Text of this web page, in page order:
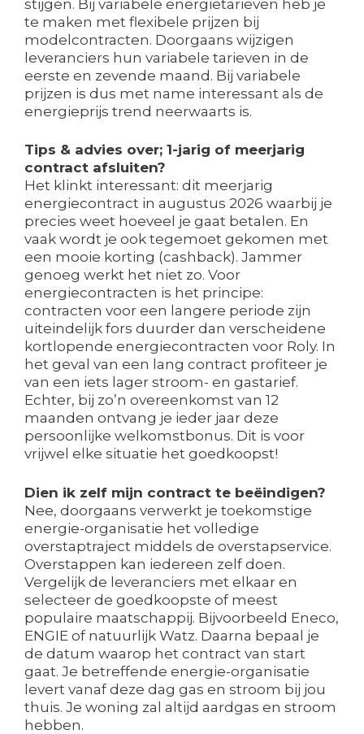
stijgen. Bij variabele energietarieven heb je
te maken met flexibele prijzen bij
modelcontracten. Doorgaans wijzigen
leveranciers hun variabele tarieven in de
eerste en zevende maand. Bij variabele
prijzen is dus met name interessant als de
energieprijs trend neerwaarts is.
Tips & advies over; 1-jarig of meerjarig
contract afsluiten?
Het klinkt interessant: dit meerjarig
energiecontract in augustus 2026 waarbij je
precies weet hoeveel je gaat betalen. En
vaak wordt je ook tegemoet gekomen met
een mooie korting (cashback). Jammer
genoeg werkt het niet zo. Voor
energiecontracten is het principe:
contracten voor een langere periode zijn
uiteindelijk fors duurder dan verscheidene
kortlopende energiecontracten voor Roly. In
het geval van een lang contract profiteer je
van een iets lager stroom- en gastarief.
Echter, bij zo’n overeenkomst van 12
maanden ontvang je ieder jaar deze
persoonlijke welkomstbonus. Dit is voor
vrijwel elke situatie het goedkoopst!
Dien ik zelf mijn contract te beëindigen?
Nee, doorgaans verwerkt je toekomstige
energie-organisatie het volledige
overstaptraject middels de overstapservice.
Overstappen kan iedereen zelf doen.
Vergelijk de leveranciers met elkaar en
selecteer de goedkoopste of meest
populaire maatschappij. Bijvoorbeeld Eneco,
ENGIE of natuurlijk Watz. Daarna bepaal je
de datum waarop het contract van start
gaat. Je betreffende energie-organisatie
levert vanaf deze dag gas en stroom bij jou
thuis. Je woning zal altijd aardgas en stroom
hebben.